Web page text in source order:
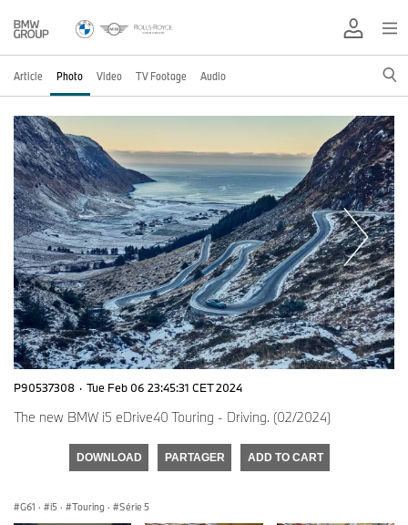
Article Photo Video TV Footage Audio
P90537308 · Tue Feb 06 23:45:31 CET 2024
The new BMW i5 eDrive40 Touring - Driving. (02/2024)
DOWNLOAD PARTAGER ADD TO CART
G61 · i5 · Touring · Série 5